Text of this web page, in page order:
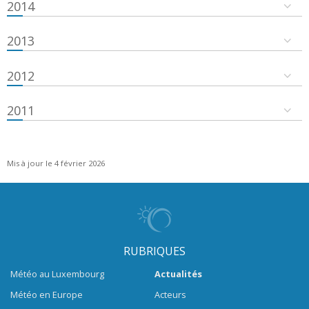
2014
2013
2012
2011
Mis à jour le 4 février 2026
RUBRIQUES
Météo au Luxembourg
Météo en Europe
Actualités
Acteurs